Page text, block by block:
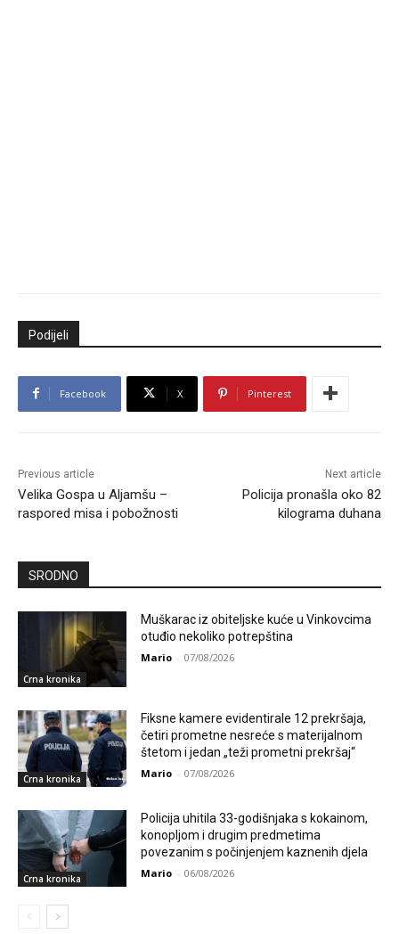
Podijeli
Facebook X Pinterest
Previous article
Velika Gospa u Aljamšu –
raspored misa i pobožnosti
Next article
Policija pronašla oko 82
kilograma duhana
SRODNO
Crna kronika
Muškarac iz obiteljske kuće u Vinkovcima
otuđio nekoliko potrepština
Mario - 07/08/2026
Crna kronika
Fiksne kamere evidentirale 12 prekršaja,
četiri prometne nesreće s materijalnom
štetom i jedan „teži prometni prekršaj“
Mario - 07/08/2026
Crna kronika
Policija uhitila 33-godišnjaka s kokainom,
konopljom i drugim predmetima
povezanim s počinjenjem kaznenih djela
Mario - 06/08/2026